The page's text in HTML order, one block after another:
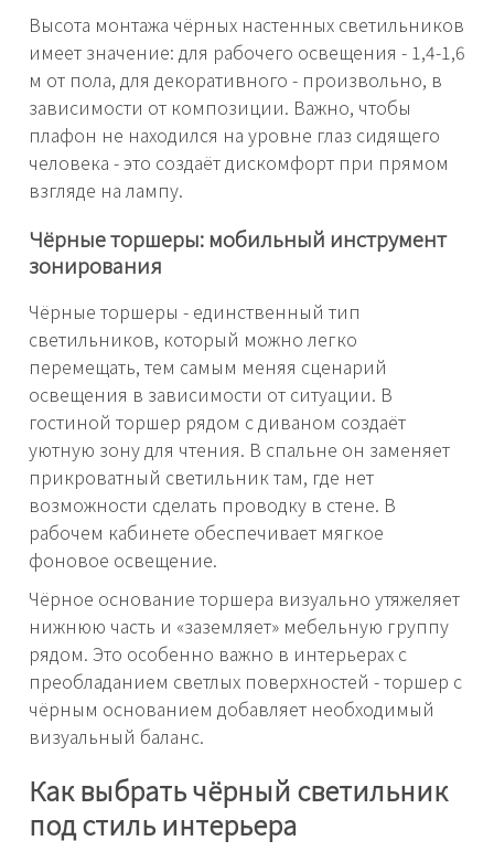
Высота монтажа чёрных настенных светильников
имеет значение: для рабочего освещения - 1,4-1,6
м от пола, для декоративного - произвольно, в
зависимости от композиции. Важно, чтобы
плафон не находился на уровне глаз сидящего
человека - это создаёт дискомфорт при прямом
взгляде на лампу.
Чёрные торшеры: мобильный инструмент
зонирования
Чёрные торшеры - единственный тип
светильников, который можно легко
перемещать, тем самым меняя сценарий
освещения в зависимости от ситуации. В
гостиной торшер рядом с диваном создаёт
уютную зону для чтения. В спальне он заменяет
прикроватный светильник там, где нет
возможности сделать проводку в стене. В
рабочем кабинете обеспечивает мягкое
фоновое освещение.
Чёрное основание торшера визуально утяжеляет
нижнюю часть и «заземляет» мебельную группу
рядом. Это особенно важно в интерьерах с
преобладанием светлых поверхностей - торшер с
чёрным основанием добавляет необходимый
визуальный баланс.
Как выбрать чёрный светильник
под стиль интерьера